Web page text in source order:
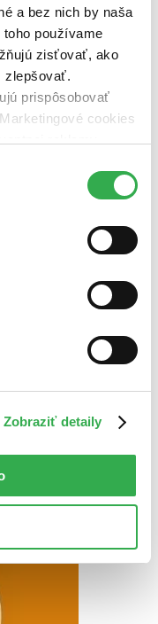
a bez nich by naša
používame
zisťovať, ako
zlepšovať.
prispôsobovať
cookies
všetky tieto
Zobraziť detaily
v Košiciach (1
v Košiciach1
väzba1